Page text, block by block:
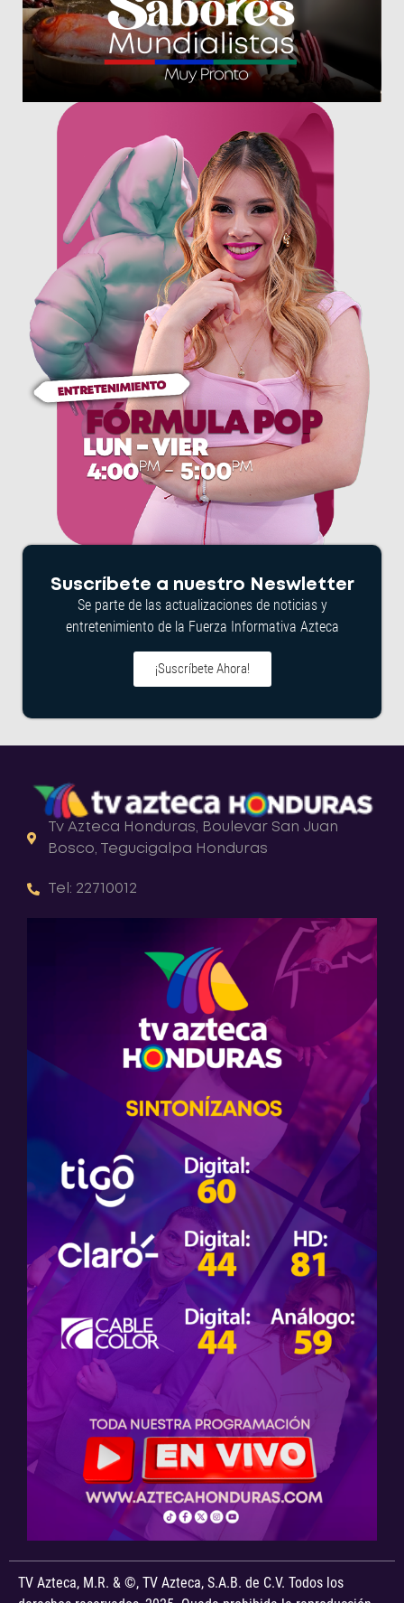
Suscríbete a nuestro Neswletter
Se parte de las actualizaciones de noticias y
entretenimiento de la Fuerza Informativa Azteca
¡Suscríbete Ahora!
Tv Azteca Honduras, Boulevar San Juan
Bosco, Tegucigalpa Honduras
Tel: 22710012
TV Azteca, M.R. & ©, TV Azteca, S.A.B. de C.V. Todos los